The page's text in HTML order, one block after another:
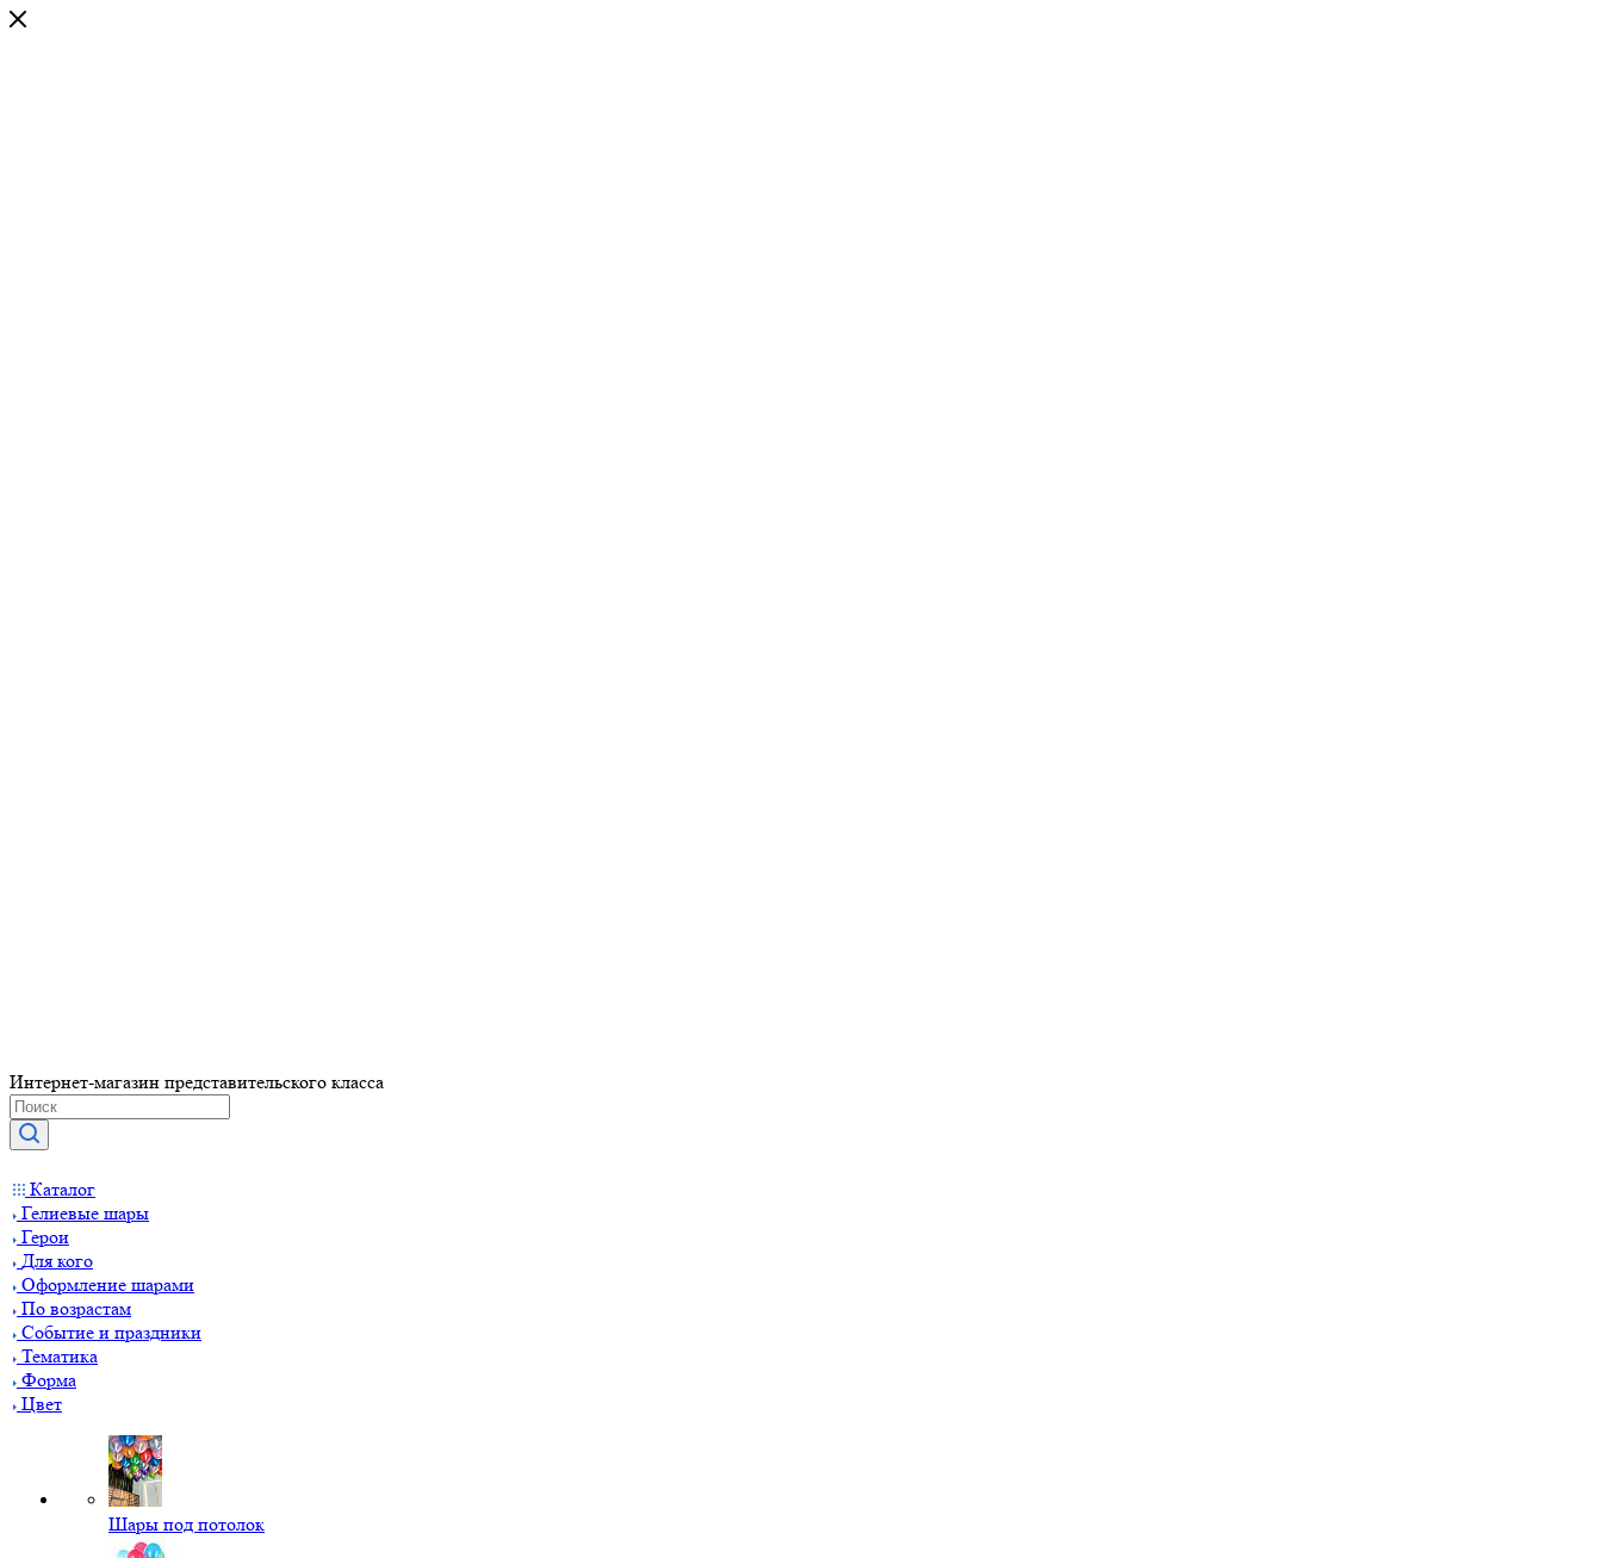
Интернет-магазин представительского класса
Каталог
Гелиевые шары
Герои
Для кого
Оформление шарами
По возрастам
Событие и праздники
Тематика
Форма
Цвет
Шары под потолок